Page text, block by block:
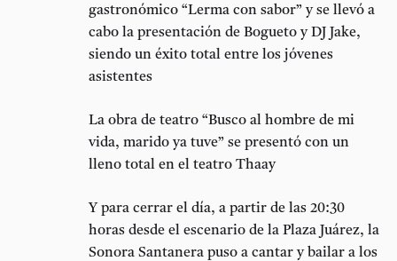
gastronómico “Lerma con sabor” y se llevó a
cabo la presentación de Bogueto y DJ Jake,
siendo un éxito total entre los jóvenes
asistentes
La obra de teatro “Busco al hombre de mi
vida, marido ya tuve” se presentó con un
lleno total en el teatro Thaay
Y para cerrar el día, a partir de las 20:30
horas desde el escenario de la Plaza Juárez, la
Sonora Santanera puso a cantar y bailar a los